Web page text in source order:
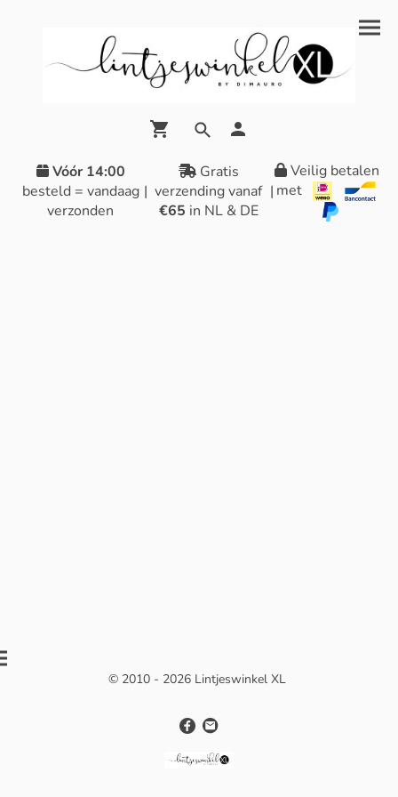
Vóór 14:00
besteld = vandaag
verzonden
|
Gratis
verzending vanaf
€65 in NL & DE
|
Veilig betalen
met
© 2010 - 2026 Lintjeswinkel XL